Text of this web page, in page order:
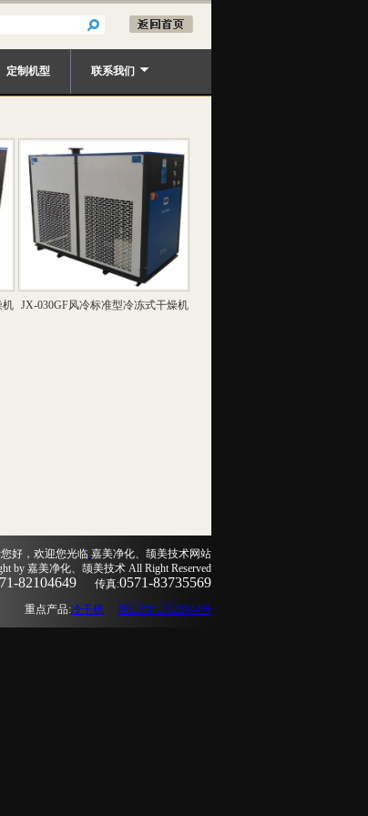
定制机型 联系我们
机 JX-030GF风冷标准型冷冻式干燥机
好，欢迎您光临 嘉美净化、颉美技术网站
by 嘉美净化、颉美技术 All Right Reserved
82104649 传真:0571-83735569
重点产品:冷干机 浙ICP备17029944号